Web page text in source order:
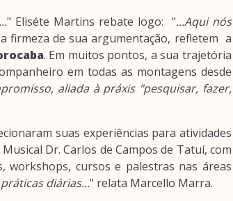
" Eliséte Martins rebate logo: "...Aqui nós
firmeza de sua argumentação, refletem a
. Em muitos pontos, a sua trajetória
em todas as montagens desde
aliada à práxis "pesquisar, fazer,
suas experiências para atividades
Dr. Carlos de Campos de Tatuí, com
workshops, cursos e palestras nas áreas
diárias..." relata Marcello Marra.